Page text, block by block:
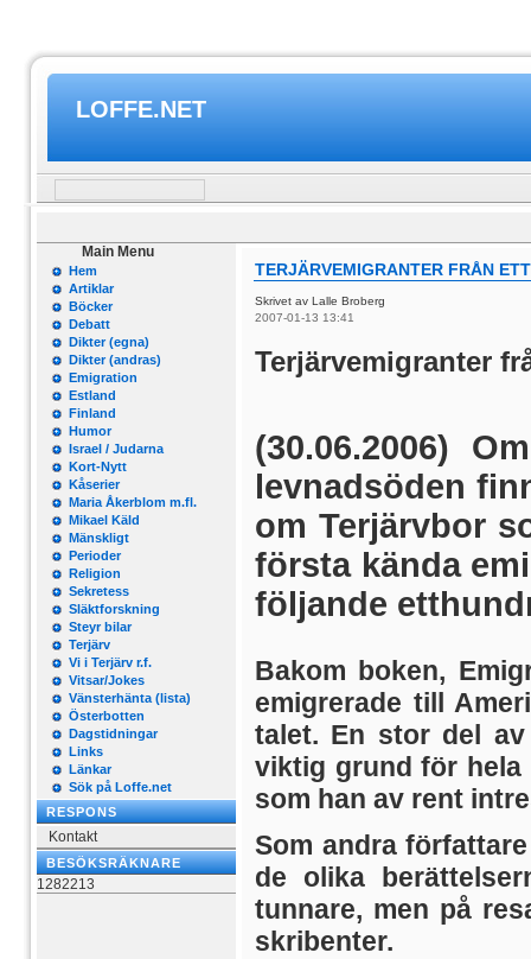
LOFFE.NET
Main Menu
Hem
Artiklar
Böcker
Debatt
Dikter (egna)
Dikter (andras)
Emigration
Estland
Finland
Humor
Israel / Judarna
Kort-Nytt
Kåserier
Maria Åkerblom m.fl.
Mikael Käld
Mänskligt
Perioder
Religion
Sekretess
Släktforskning
Steyr bilar
Terjärv
Vi i Terjärv r.f.
Vitsar/Jokes
Vänsterhänta (lista)
Österbotten
Dagstidningar
Links
Länkar
Sök på Loffe.net
RESPONS
Kontakt
BESÖKSRÄKNARE
1282213
TERJÄRVEMIGRANTER FRÅN
Skrivet av Lalle Broberg
2007-01-13 13:41
Terjärvemigranter
(30.06.2006)
levnadsöden
om Terjärvbor
första kända
följande
Bakom boken,
emigrerade till
talet. En stor del
viktig grund för hela
som han av rent
Som andra
de olika
tunnare, men på
skribenter.